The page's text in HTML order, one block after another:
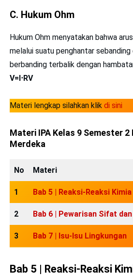
C. Hukum Ohm
Hukum Ohm menyatakan bahwa
melalui suatu penghantar
berbanding terbalik dengan
V=I⋅RV
Materi lengkap silahkan klik di sini
Materi IPA Kelas 9 Semester 2
Merdeka
No Materi
1 Bab 5 | Reaksi-Reaksi
2 Bab 6 | Pewarisan Sifat
3 Bab 7 | Isu-Isu Lingkungan
Bab 5 | Reaksi-Reaksi